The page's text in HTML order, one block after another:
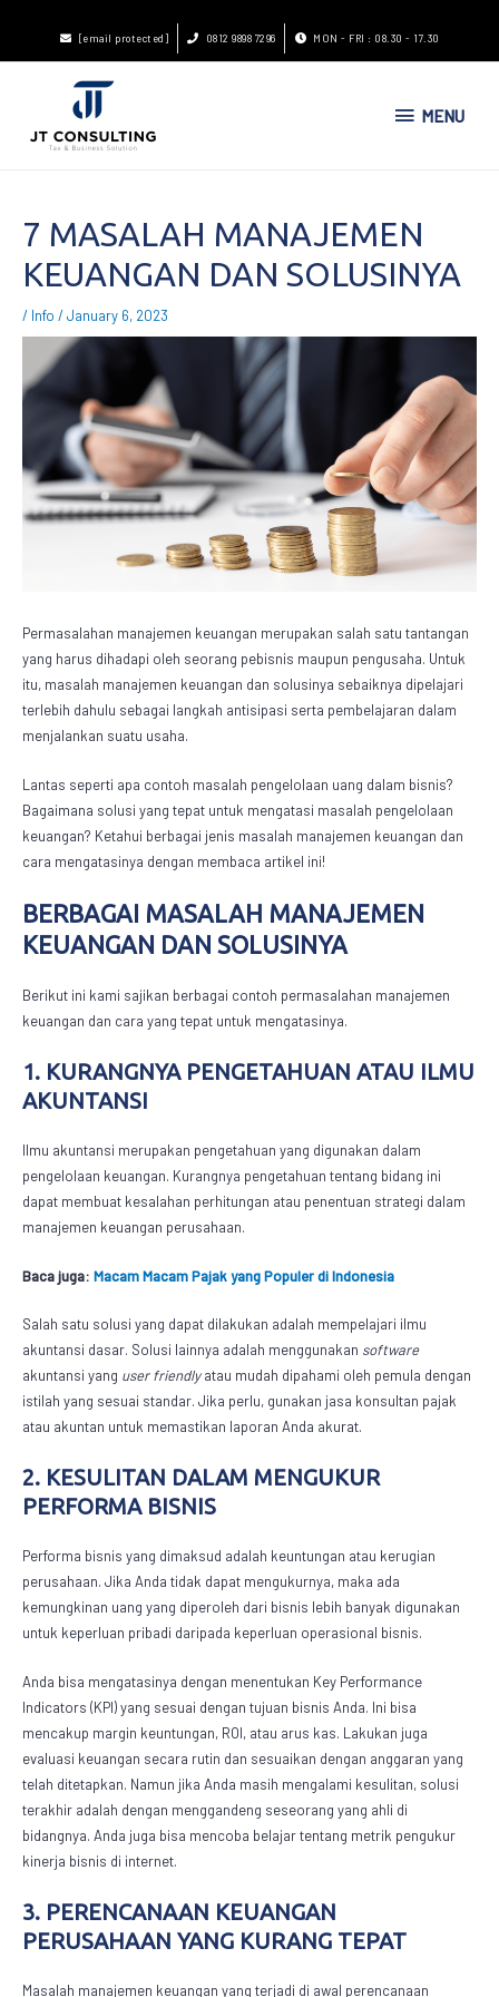
[email protected] 0812 9898 7296 MON - FRI : 08.30 - 17.30
MENU
7 MASALAH MANAJEMEN
KEUANGAN DAN SOLUSINYA
/ Info /January 6, 2023
Permasalahan manajemen keuangan merupakan salah satu tantangan
yang harus dihadapi oleh seorang pebisnis maupun pengusaha. Untuk
itu, masalah manajemen keuangan dan solusinya sebaiknya dipelajari
terlebih dahulu sebagai langkah antisipasi serta pembelajaran dalam
menjalankan suatu usaha.
Lantas seperti apa contoh masalah pengelolaan uang dalam bisnis?
Bagaimana solusi yang tepat untuk mengatasi masalah pengelolaan
keuangan? Ketahui berbagai jenis masalah manajemen keuangan dan
cara mengatasinya dengan membaca artikel ini!
BERBAGAI MASALAH MANAJEMEN
KEUANGAN DAN SOLUSINYA
Berikut ini kami sajikan berbagai contoh permasalahan manajemen
keuangan dan cara yang tepat untuk mengatasinya.
1. KURANGNYA PENGETAHUAN ATAU ILMU
AKUNTANSI
Ilmu akuntansi merupakan pengetahuan yang digunakan dalam
pengelolaan keuangan. Kurangnya pengetahuan tentang bidang ini
dapat membuat kesalahan perhitungan atau penentuan strategi dalam
manajemen keuangan perusahaan.
Baca juga:Macam Macam Pajak yang Populer di Indonesia
Salah satu solusi yang dapat dilakukan adalah mempelajari ilmu
akuntansi dasar. Solusi lainnya adalah menggunakan software
akuntansi yang user friendlyatau mudah dipahami oleh pemula dengan
istilah yang sesuai standar. Jika perlu, gunakan jasa konsultan pajak
atau akuntan untuk memastikan laporan Anda akurat.
2. KESULITAN DALAM MENGUKUR
PERFORMA BISNIS
Performa bisnis yang dimaksud adalah keuntungan atau kerugian
perusahaan. Jika Anda tidak dapat mengukurnya, maka ada
kemungkinan uang yang diperoleh dari bisnis lebih banyak digunakan
untuk keperluan pribadi daripada keperluan operasional bisnis.
Anda bisa mengatasinya dengan menentukan Key Performance
Indicators (KPI) yang sesuai dengan tujuan bisnis Anda. Ini bisa
mencakup margin keuntungan, ROI, atau arus kas. Lakukan juga
evaluasi keuangan secara rutin dan sesuaikan dengan anggaran yang
telah ditetapkan. Namun jika Anda masih mengalami kesulitan, solusi
terakhir adalah dengan menggandeng seseorang yang ahli di
bidangnya. Anda juga bisa mencoba belajar tentang metrik pengukur
kinerja bisnis di internet.
3. PERENCANAAN KEUANGAN
PERUSAHAAN YANG KURANG TEPAT
Masalah manajemen keuangan yang terjadi di awal perencanaan